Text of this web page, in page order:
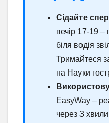
Сідайте
вечір 17-19 –
біля водія
Тримайтеся
на Науки
EasyWay –
через 3